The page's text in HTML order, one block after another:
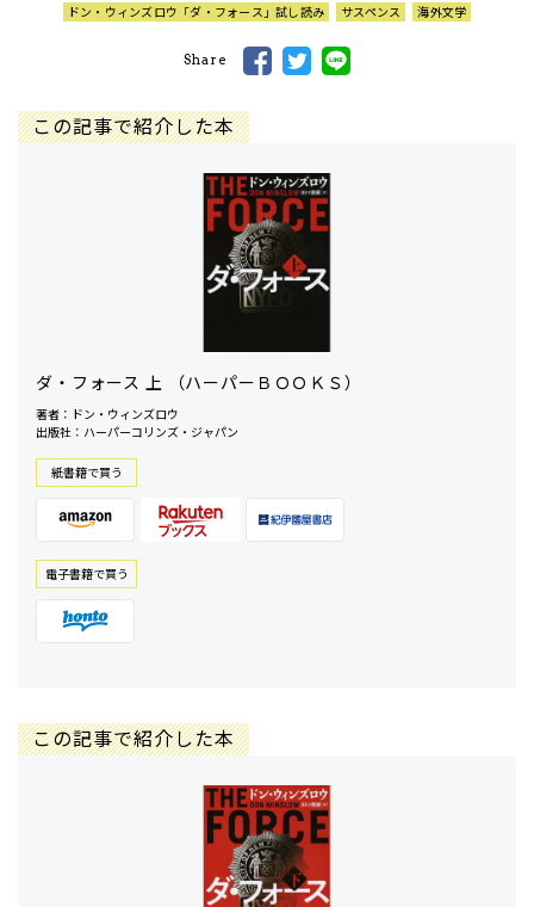
ドン・ウィンズロウ「ダ・フォース」試し読み サスペンス 海外文学
Share
この記事で紹介した本
ダ・フォース 上 （ハーパーＢＯＯＫＳ）
著者：ドン・ウィンズロウ
出版社：ハーパーコリンズ・ジャパン
紙書籍で買う
電⼦書籍で買う
この記事で紹介した本